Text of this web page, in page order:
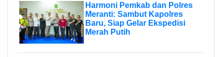
Harmoni Pemkab dan Polres
Meranti: Sambut Kapolres
Baru, Siap Gelar Ekspedisi
Merah Putih